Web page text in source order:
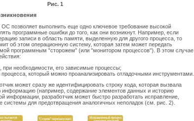
Рис. 1
ОС позволяет выполнить еще одно ключевое требование высокой
программные ошибки до того, как они возникнут. Например, если
записи в область памяти, выделенную для другого процесса, то
об этом операционную систему, которая затем может передать
программным "сторожем" (или "монитором процессов"). В этом случае
при необходимости, его зависимые процессы;
который можно проанализировать отладочными инструментами.
может сразу же идентифицировать строку кода, которая вызвала
информацию (например, содержание элементов данных и историю
информации, разработчик может быстро разработать исправление,
системы для предотвращения аналогичных неполадок (см. рис. 2).